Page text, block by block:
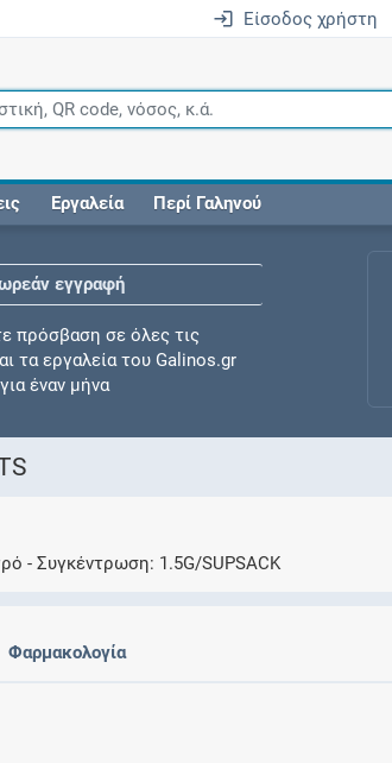
Είσοδος χρήστη
Εργαλεία Περί Γαληνού
εγγραφή
πρόσβαση σε όλες τις
τα εργαλεία του Galinos.gr
για έναν μήνα
σας για αντενδείξεις και
Συγκέντρωση 1.5G/SUPSACK
Φαρμακολογία